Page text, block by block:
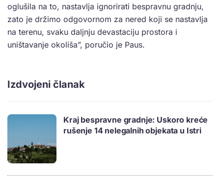
oglušila na to, nastavlja ignorirati bespravnu gradnju,
zato je držimo odgovornom za nered koji se nastavlja
na terenu, svaku daljnju devastaciju prostora i
uništavanje okoliša”, poručio je Paus.
Izdvojeni članak
Kraj bespravne gradnje: Uskoro kreće
rušenje 14 nelegalnih objekata u Istri